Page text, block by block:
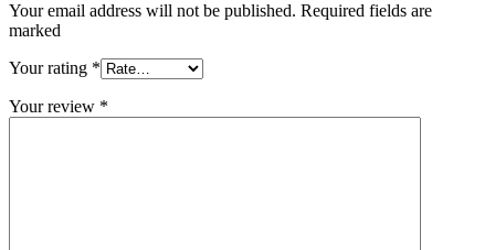
Your email address will not be published. Required fields are
marked
Your rating *
Your review *